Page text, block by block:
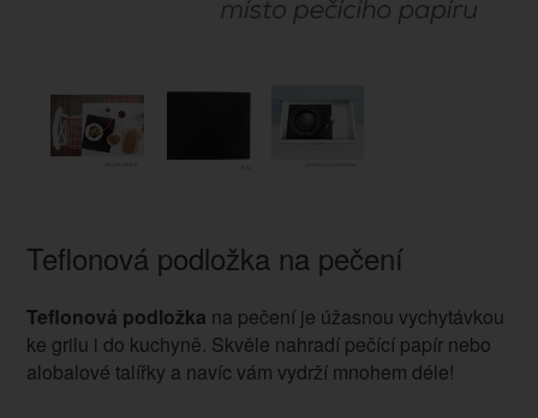
Teflonová podložka na pečení
Teflonová podložka na pečení je úžasnou vychytávkou
ke grilu i do kuchyně. Skvěle nahradí pečící papír nebo
alobalové talířky a navíc vám vydrží mnohem déle!